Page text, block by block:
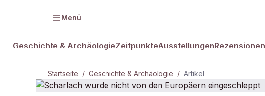
Menü
Geschichte & ArchäologieZeitpunkteAusstellungenRezensionen
Startseite / Geschichte & Archäologie / Artikel